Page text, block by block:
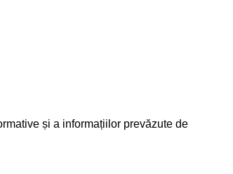
și a informațiilor prevăzute de